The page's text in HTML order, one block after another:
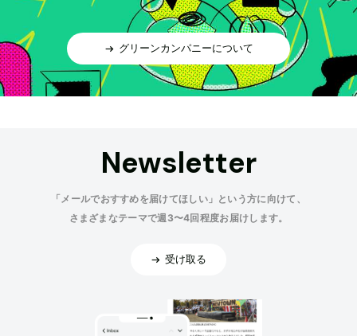
グリーンカンパニーについて
Newsletter
「メールでおすすめを届けてほしい」という方に向けて、
さまざまなテーマで週3〜4回程度お届けします。
受け取る